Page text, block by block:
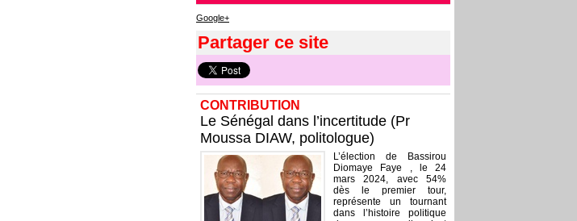
Google+
Partager ce site
CONTRIBUTION
Le Sénégal dans l’incertitude (Pr
Moussa DIAW, politologue)
L’élection de Bassirou
Diomaye Faye , le 24
mars 2024, avec 54%
dès le premier tour,
représente un tournant
dans l’histoire politique